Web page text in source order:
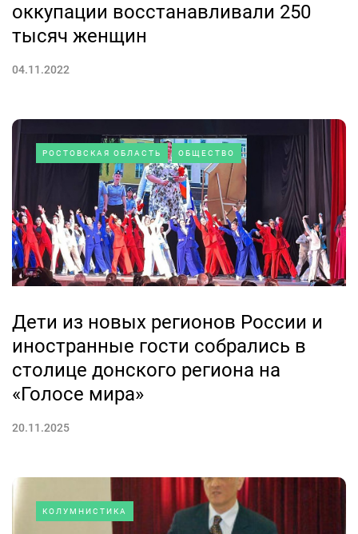
оккупации восстанавливали 250
тысяч женщин
04.11.2022
РОСТОВСКАЯ ОБЛАСТЬ ОБЩЕСТВО
Дети из новых регионов России и
иностранные гости собрались в
столице донского региона на
«Голосе мира»
20.11.2025
КОЛУМНИСТИКА